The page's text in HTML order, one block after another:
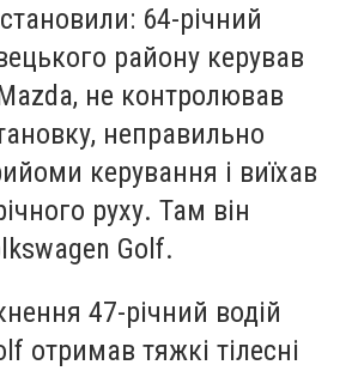
64-річний
району керував
не контролював
неправильно
керування і виїхав
руху. Там він
Golf.
47-річний водій
отримав тяжкі тілесні